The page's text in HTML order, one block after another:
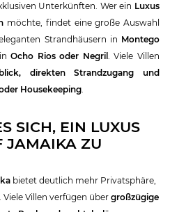
Unterkünften. Wer ein Luxus
möchte, findet eine große Auswahl
Strandhäusern in Montego
inOcho Rios oder Negril . Viele Villen
direkten Strandzugang und
Housekeeping.
SICH, EIN LUXUS
JAMAIKA ZU
bietet deutlich mehr Privatsphäre,
Villen verfügen über großzügige